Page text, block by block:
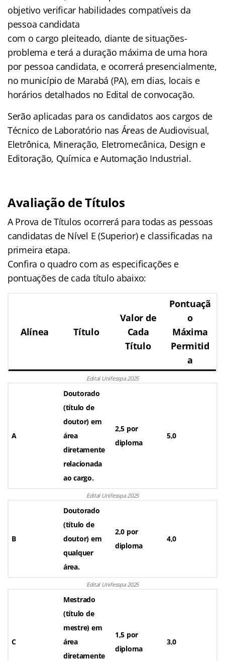
objetivo verificar habilidades compatíveis da
pessoa candidata
com o cargo pleiteado, diante de situações-
problema e terá a duração máxima de uma hora
por pessoa candidata, e ocorrerá presencialmente,
no município de Marabá (PA), em dias, locais e
horários detalhados no Edital de convocação.
Serão aplicadas para os candidatos aos cargos de
Técnico de Laboratório nas Áreas de Audiovisual,
Eletrônica, Mineração, Eletromecânica, Design e
Editoração, Química e Automação Industrial.
Avaliação de Títulos
A Prova de Títulos ocorrerá para todas as pessoas
candidatas de Nível E (Superior) e classificadas na
primeira etapa.
Confira o quadro com as especificações e
pontuações de cada título abaixo:
Alínea Título
Valor de
Cada
Título
Pontuaçã
o
Máxima
Permitid
a
Edital Unifesspa 2025
A
Doutorado
(título de
doutor) em
área
diretamente
relacionada
ao cargo.
2,5 por
diploma
5,0
Edital Unifesspa 2025
B
Doutorado
(título de
doutor) em
qualquer
área.
2,0 por
diploma
4,0
Edital Unifesspa 2025
C
Mestrado
(título de
mestre) em
área
diretamente
1,5 por
diploma
3,0